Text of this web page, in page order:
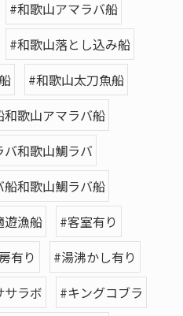
#和歌山アマラバ船
#和歌山落とし込み船
#和歌山太刀魚船
歌山アマラバ船
和歌山鯛ラバ
和歌山鯛ラバ船
遊漁船
#客室有り
有り
#湯沸かし有り
サラボ
#キングコブラ